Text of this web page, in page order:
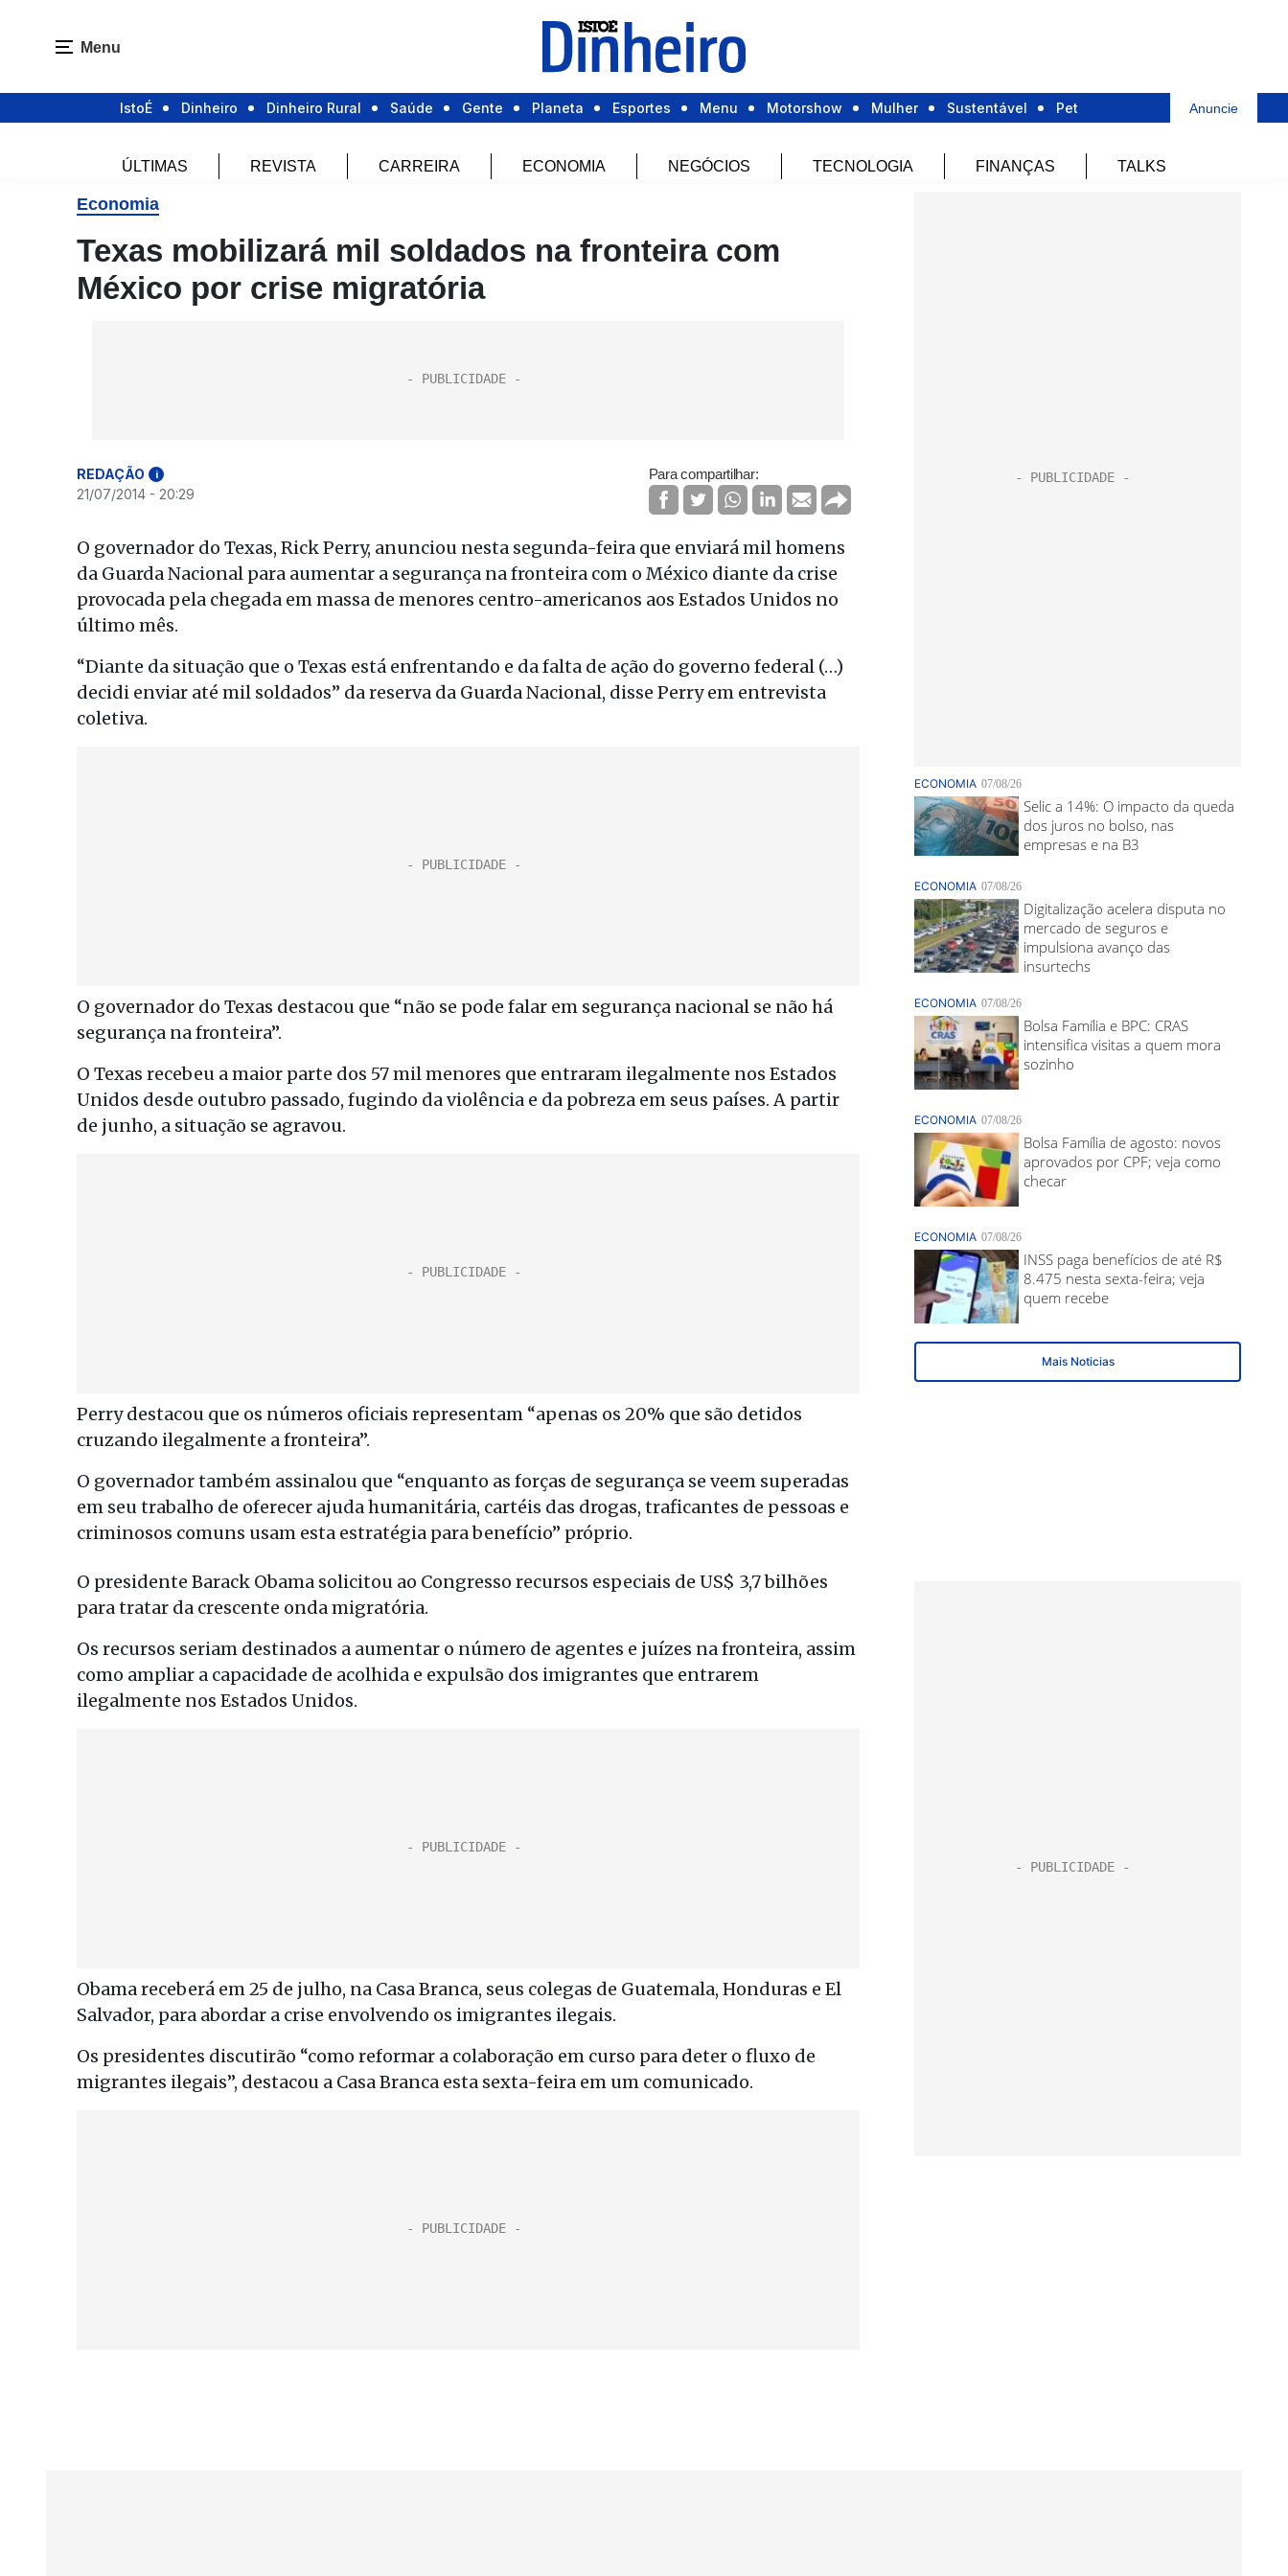
Menu
IstoÉ Dinheiro Dinheiro Rural Saúde Gente Planeta Esportes Menu Motorshow Mulher Sustentável Pet Anuncie
ÚLTIMAS REVISTA CARREIRA ECONOMIA NEGÓCIOS TECNOLOGIA FINANÇAS TALKS
Economia
Texas mobilizará mil soldados na fronteira com
México por crise migratória
REDAÇÃO i
21/07/2014 - 20:29
Para compartilhar:
O governador do Texas, Rick Perry, anunciou nesta segunda-feira que enviará mil homens
da Guarda Nacional para aumentar a segurança na fronteira com o México diante da crise
provocada pela chegada em massa de menores centro-americanos aos Estados Unidos no
último mês.
“Diante da situação que o Texas está enfrentando e da falta de ação do governo federal (…)
decidi enviar até mil soldados” da reserva da Guarda Nacional, disse Perry em entrevista
coletiva.
O governador do Texas destacou que “não se pode falar em segurança nacional se não há
segurança na fronteira”.
O Texas recebeu a maior parte dos 57 mil menores que entraram ilegalmente nos Estados
Unidos desde outubro passado, fugindo da violência e da pobreza em seus países. A partir
de junho, a situação se agravou.
Perry destacou que os números oficiais representam “apenas os 20% que são detidos
cruzando ilegalmente a fronteira”.
O governador também assinalou que “enquanto as forças de segurança se veem superadas
em seu trabalho de oferecer ajuda humanitária, cartéis das drogas, traficantes de pessoas e
criminosos comuns usam esta estratégia para benefício” próprio.
O presidente Barack Obama solicitou ao Congresso recursos especiais de US$ 3,7 bilhões
para tratar da crescente onda migratória.
Os recursos seriam destinados a aumentar o número de agentes e juízes na fronteira, assim
como ampliar a capacidade de acolhida e expulsão dos imigrantes que entrarem
ilegalmente nos Estados Unidos.
Obama receberá em 25 de julho, na Casa Branca, seus colegas de Guatemala, Honduras e El
Salvador, para abordar a crise envolvendo os imigrantes ilegais.
Os presidentes discutirão “como reformar a colaboração em curso para deter o fluxo de
migrantes ilegais”, destacou a Casa Branca esta sexta-feira em um comunicado.